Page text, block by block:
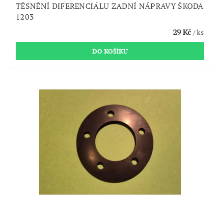
TĚSNĚNÍ DIFERENCIÁLU ZADNÍ NÁPRAVY ŠKODA
1203
29 Kč/ ks